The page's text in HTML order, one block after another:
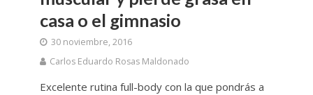
casa o el gimnasio
30 noviembre, 2016
Carlos Eduardo Rosas Maldonado
Excelente rutina full-body con la que pondrás a